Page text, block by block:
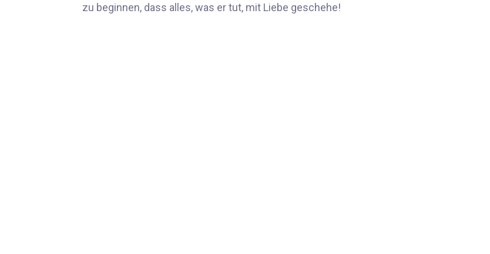
zu beginnen, dass alles, was er tut, mit Liebe geschehe!